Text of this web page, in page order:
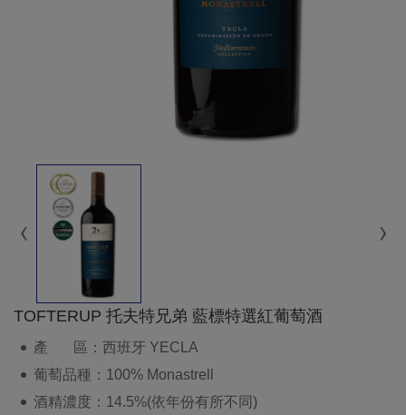
TOFTERUP 托夫特兄弟 藍標特選紅葡萄酒
產 區：西班牙 YECLA
葡萄品種：100% Monastrell
酒精濃度：14.5%(依年份有所不同)